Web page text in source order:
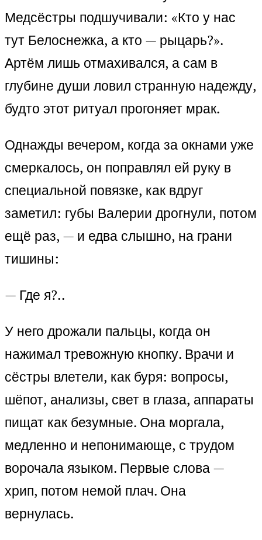
Медсёстры подшучивали: «Кто у нас
тут Белоснежка, а кто — рыцарь?».
Артём лишь отмахивался, а сам в
глубине души ловил странную надежду,
будто этот ритуал прогоняет мрак.
Однажды вечером, когда за окнами уже
смеркалось, он поправлял ей руку в
специальной повязке, как вдруг
заметил: губы Валерии дрогнули, потом
ещё раз, — и едва слышно, на грани
тишины:
— Где я?..
У него дрожали пальцы, когда он
нажимал тревожную кнопку. Врачи и
сёстры влетели, как буря: вопросы,
шёпот, анализы, свет в глаза, аппараты
пищат как безумные. Она моргала,
медленно и непонимающе, с трудом
ворочала языком. Первые слова —
хрип, потом немой плач. Она
вернулась.